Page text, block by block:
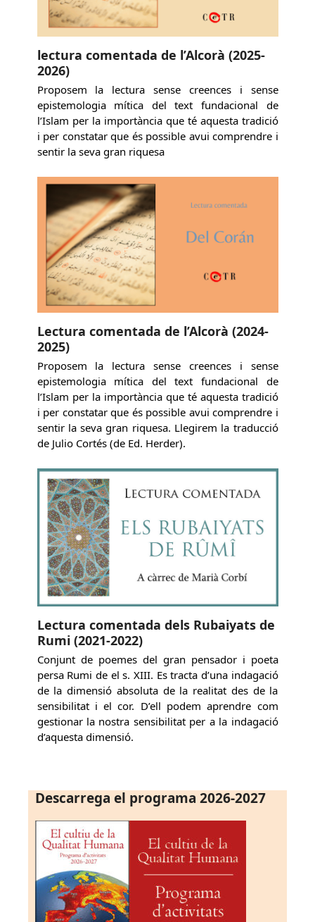
lectura comentada de l’Alcorà (2025-
2026)
Proposem la lectura sense creences i sense
epistemologia mítica del text fundacional de
l’Islam per la importància que té aquesta tradició
i per constatar que és possible avui comprendre i
sentir la seva gran riquesa
Lectura comentada de l’Alcorà (2024-
2025)
Proposem la lectura sense creences i sense
epistemologia mítica del text fundacional de
l’Islam per la importància que té aquesta tradició
i per constatar que és possible avui comprendre i
sentir la seva gran riquesa. Llegirem la traducció
de Julio Cortés (de Ed. Herder).
Lectura comentada dels Rubaiyats de
Rumi (2021-2022)
Conjunt de poemes del gran pensador i poeta
persa Rumi de el s. XIII. Es tracta d’una indagació
de la dimensió absoluta de la realitat des de la
sensibilitat i el cor. D’ell podem aprendre com
gestionar la nostra sensibilitat per a la indagació
d’aquesta dimensió.
Descarrega el programa 2026-2027